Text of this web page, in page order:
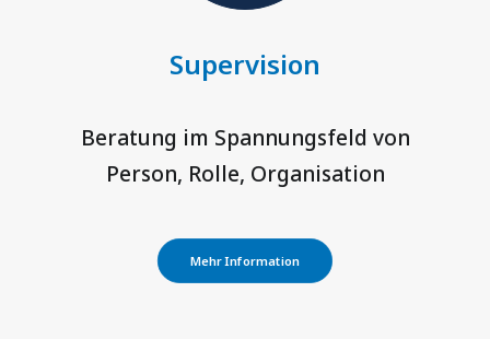
Supervision
Beratung im Spannungsfeld von
Person, Rolle, Organisation
Mehr Information